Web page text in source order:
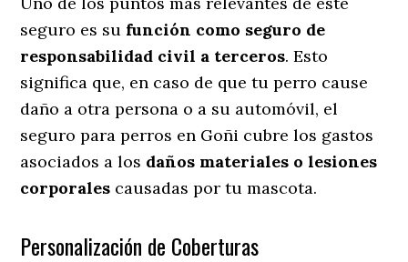
seguro es su función como seguro de
responsabilidad civil a terceros. Esto
significa que, en caso de que tu perro cause
daño a otra persona o a su automóvil, el
seguro para perros en Goñi cubre los gastos
asociados a los daños materiales o lesiones
corporales causadas por tu mascota.
Personalización de Coberturas